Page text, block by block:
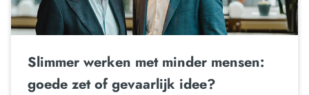
Slimmer werken met minder mensen:
goede zet of gevaarlijk idee?